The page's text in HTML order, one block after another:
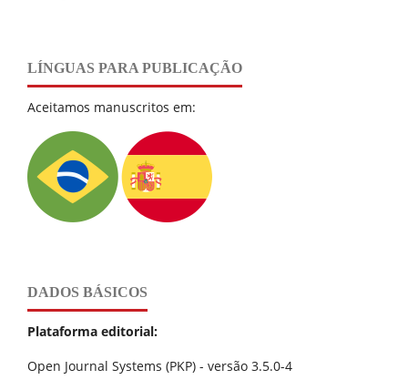
LÍNGUAS PARA PUBLICAÇÃO
Aceitamos manuscritos em:
DADOS BÁSICOS
Plataforma editorial:
Open Journal Systems (PKP) - versão 3.5.0-4